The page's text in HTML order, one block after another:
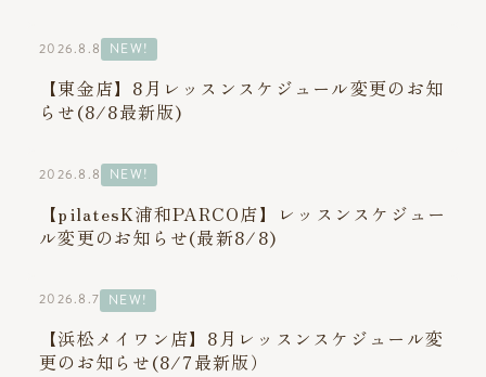
2026.8.8 NEW!
【東金店】8月レッスンスケジュール変更のお知
らせ(8/8最新版)
2026.8.8 NEW!
【pilatesK浦和PARCO店】レッスンスケジュー
ル変更のお知らせ(最新8/8)
2026.8.7 NEW!
【浜松メイワン店】8月レッスンスケジュール変
更のお知らせ(8/7最新版）